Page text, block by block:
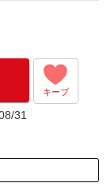
件合致した希望
を含めた現地面接
キープ
31